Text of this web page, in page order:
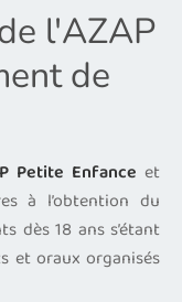
l'AZAP
de
Petite Enfance et
à l’obtention du
dès 18 ans s’étant
et oraux organisés